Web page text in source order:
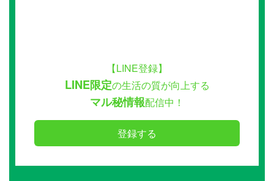
【LINE登録】
LINE限定の生活の質が向上する
マル秘情報配信中！
登録する